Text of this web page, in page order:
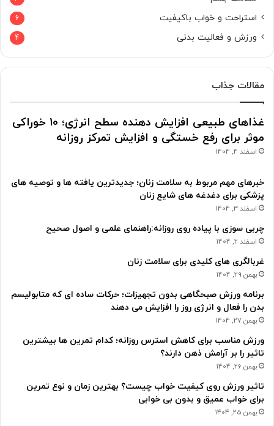
استراحت و خواب باکیفیت 6
ورزش و فعالیت بدنی 4
مقالات جذاب
غذاهای طبیعی افزایش دهنده سطح انرژی؛ 10 خوراکی
موثر برای رفع خستگی و افزایش تمرکز روزانه
اسفند 4, 1404
خبرهای مهم مربوط به سلامت زنان؛ جدیدترین یافته ها و توصیه های
پزشکی برای دغدغه های شایع زنان
اسفند 3, 1404
چربی سوزی با پیاده روی روزانه:راهنمای علمی و اصول صحیح
اسفند 2, 1404
غربالگری های کلیدی برای سلامت زنان
بهمن 29, 1404
برنامه ورزش صبحگاهی بدون تجهیزات؛ حرکات ساده ای که متابولیسم
بدن را فعال و انرژی روز را افزایش می دهند
بهمن 27, 1404
ورزش مناسب برای کاهش استرس روزانه؛ کدام تمرین ها بیشترین
تاثیر را بر آرامش ذهن دارند؟
بهمن 26, 1404
تاثیر ورزش روی کیفیت خواب چیست؟ بهترین زمان و نوع تمرین
برای خواب عمیق و بدون بی خوابی
بهمن 25, 1404